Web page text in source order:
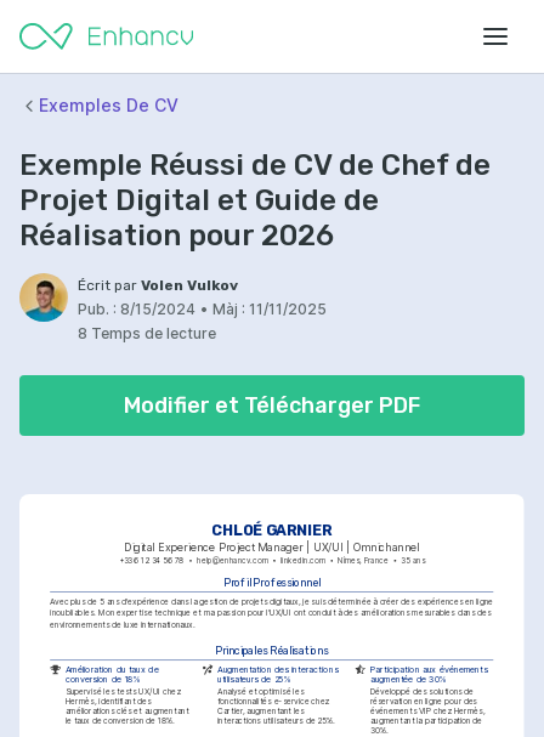
Exemples De CV
Exemple Réussi de CV de Chef de
Projet Digital et Guide de
Réalisation pour 2026
Écrit par Volen Vulkov
Pub. : 8/15/2024 • Màj : 11/11/2025
8 Temps de lecture
Modifier et Télécharger PDF
CHLOÉ GARNIER
Digital Experience Project Manager | UX/UI | Omnichannel
+33 6 12 34 56 78 help@enhancv.com linkedin.com Nîmes, France 35 ans
Profil Professionnel
Avec plus de 5 ans d'expérience dans la gestion de projets digitaux, je suis déterminée à créer des expériences en ligne
inoubliables. Mon expertise technique et ma passion pour l'UX/UI ont conduit à des améliorations mesurables dans des
environnements de luxe internationaux.
Principales Réalisations
Amélioration du taux de
conversion de 18%
Supervisé les tests UX/UI chez
Hermès, identifiant des
améliorations clés et augmentant
le taux de conversion de 18%.
Augmentation des interactions
utilisateurs de 25%
Analysé et optimisé les
fonctionnalités e-service chez
Cartier, augmentant les
interactions utilisateurs de 25%.
Participation aux événements
augmentée de 30%
Développé des solutions de
réservation en ligne pour des
événements VIP chez Hermès,
augmentant la participation de
30%.